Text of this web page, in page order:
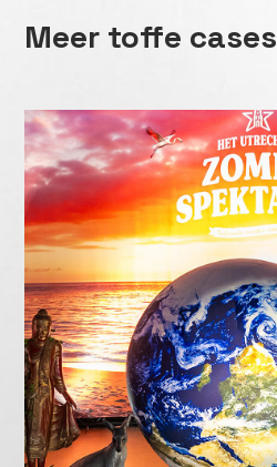
Meer toffe cases